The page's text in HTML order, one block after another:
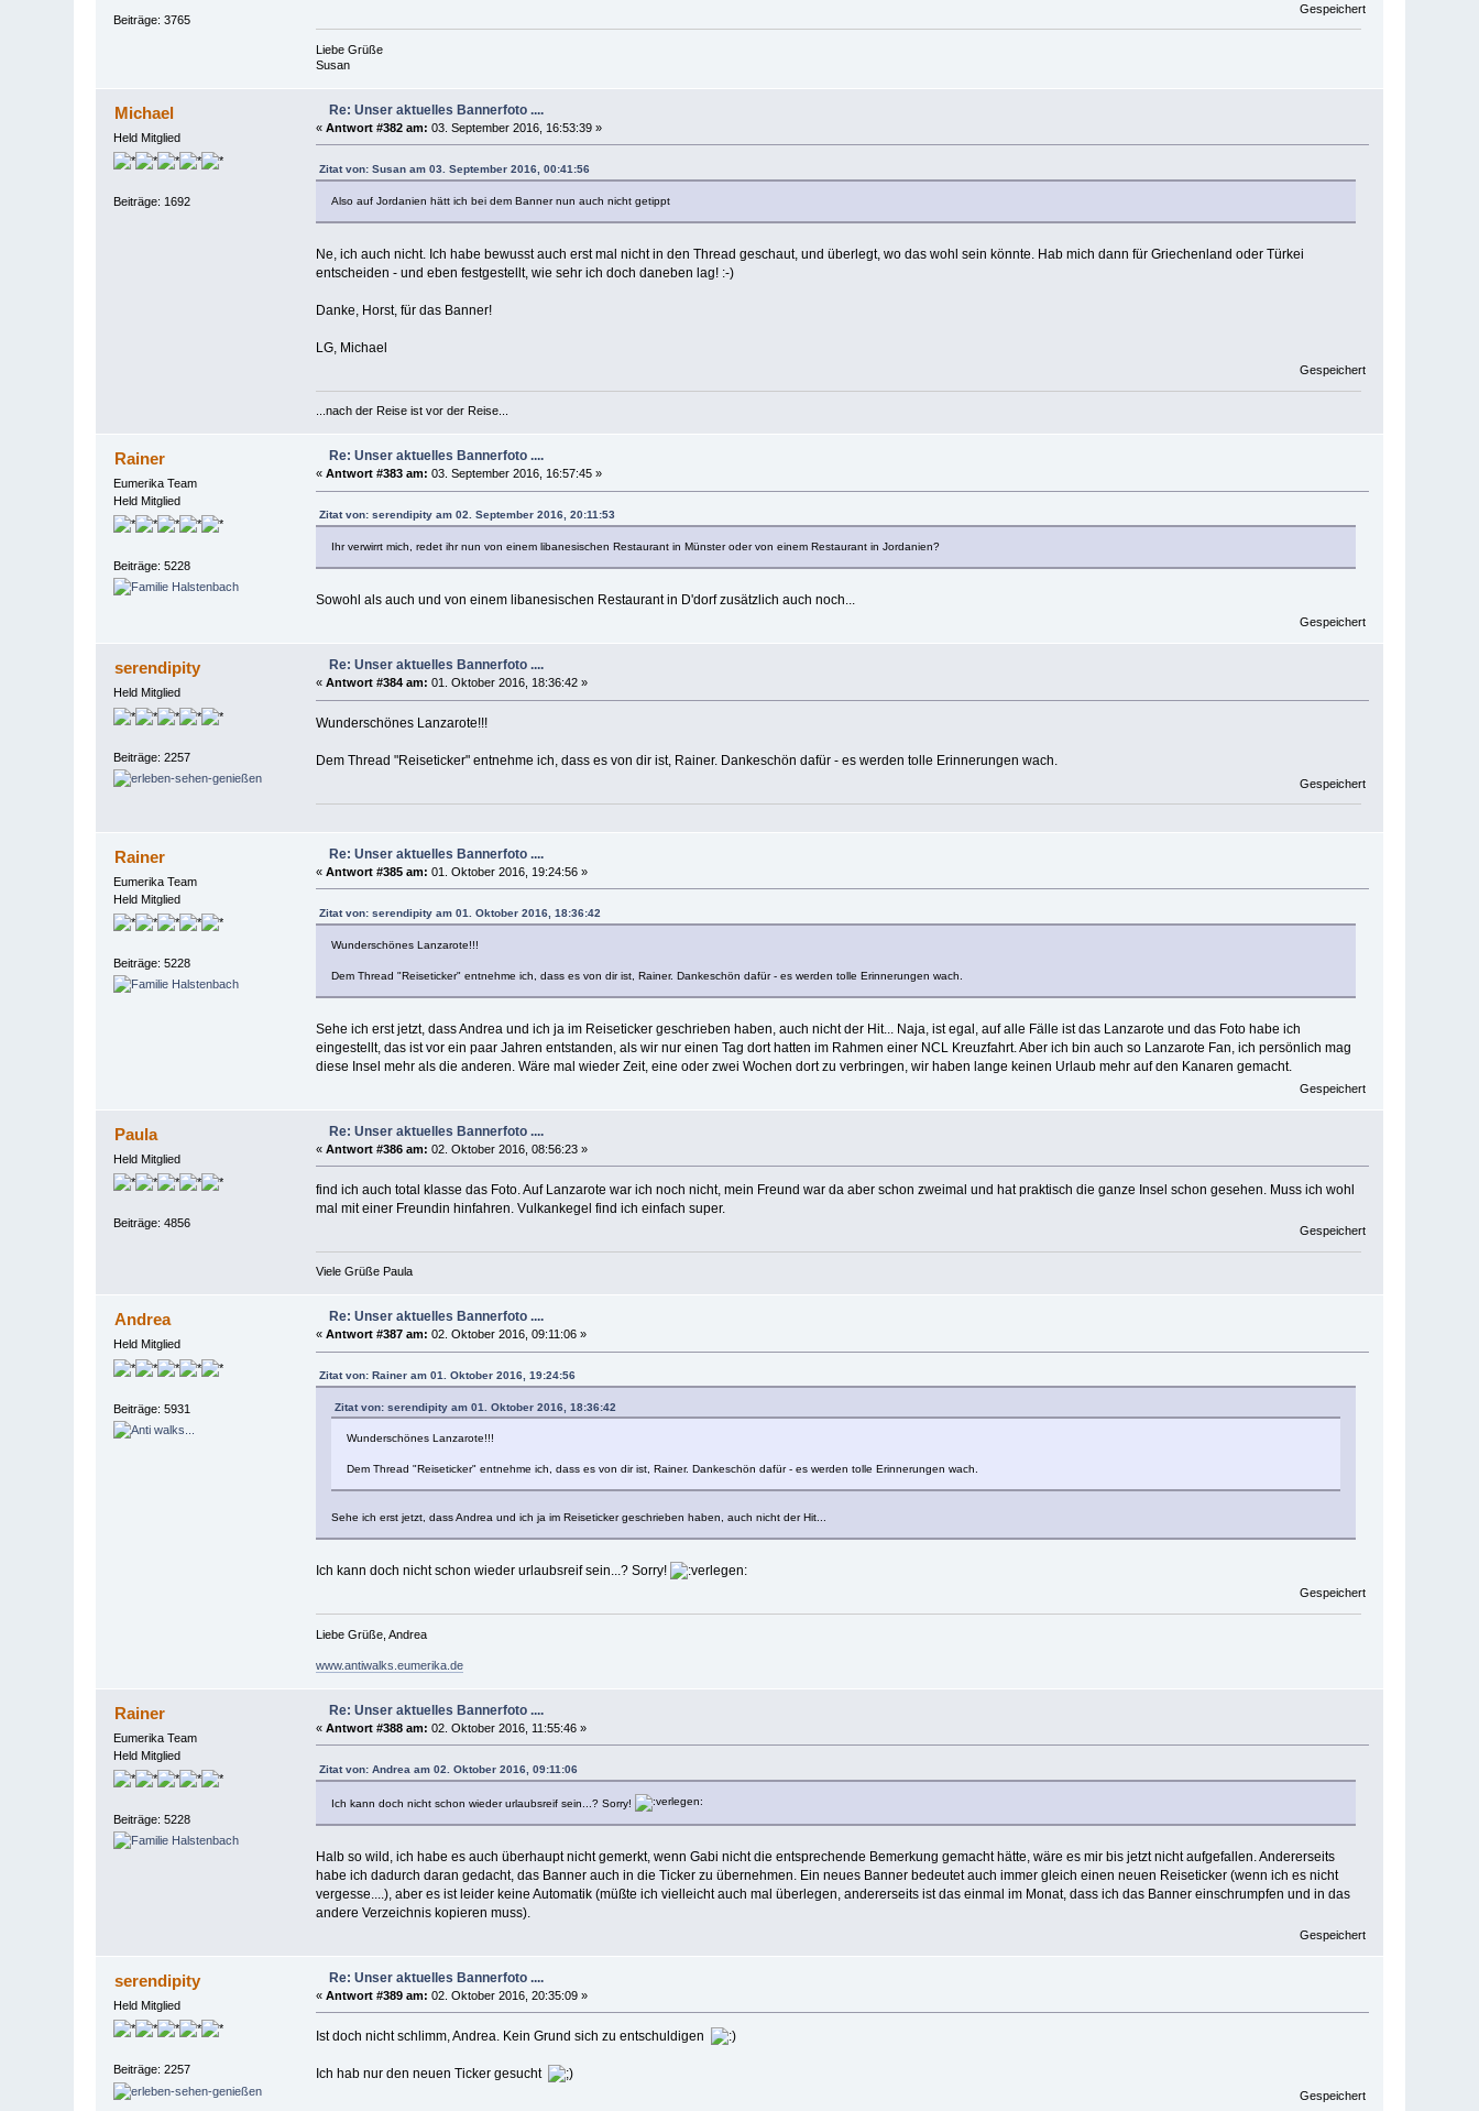
Beiträge: 3765
Gespeichert
Liebe Grüße
Susan
Michael
Held Mitglied
Beiträge: 1692
Re: Unser aktuelles Bannerfoto ....
« Antwort #382 am: 03. September 2016, 16:53:39 »
Zitat von: Susan am 03. September 2016, 00:41:56
Also auf Jordanien hätt ich bei dem Banner nun auch nicht getippt
Ne, ich auch nicht. Ich habe bewusst auch erst mal nicht in den Thread geschaut, und überlegt, wo das wohl sein könnte. Hab mich dann für Griechenland oder Türkei
entscheiden - und eben festgestellt, wie sehr ich doch daneben lag! :-)
Danke, Horst, für das Banner!
LG, Michael
Gespeichert
...nach der Reise ist vor der Reise...
Rainer
Eumerika Team
Held Mitglied
Beiträge: 5228
Re: Unser aktuelles Bannerfoto ....
« Antwort #383 am: 03. September 2016, 16:57:45 »
Zitat von: serendipity am 02. September 2016, 20:11:53
Ihr verwirrt mich, redet ihr nun von einem libanesischen Restaurant in Münster oder von einem Restaurant in Jordanien?
Sowohl als auch und von einem libanesischen Restaurant in D'dorf zusätzlich auch noch...
Gespeichert
serendipity
Held Mitglied
Beiträge: 2257
Re: Unser aktuelles Bannerfoto ....
« Antwort #384 am: 01. Oktober 2016, 18:36:42 »
Wunderschönes Lanzarote!!!
Dem Thread "Reiseticker" entnehme ich, dass es von dir ist, Rainer. Dankeschön dafür - es werden tolle Erinnerungen wach.
Gespeichert
Rainer
Eumerika Team
Held Mitglied
Beiträge: 5228
Re: Unser aktuelles Bannerfoto ....
« Antwort #385 am: 01. Oktober 2016, 19:24:56 »
Zitat von: serendipity am 01. Oktober 2016, 18:36:42
Wunderschönes Lanzarote!!!
Dem Thread "Reiseticker" entnehme ich, dass es von dir ist, Rainer. Dankeschön dafür - es werden tolle Erinnerungen wach.
Sehe ich erst jetzt, dass Andrea und ich ja im Reiseticker geschrieben haben, auch nicht der Hit... Naja, ist egal, auf alle Fälle ist das Lanzarote und das Foto habe ich
eingestellt, das ist vor ein paar Jahren entstanden, als wir nur einen Tag dort hatten im Rahmen einer NCL Kreuzfahrt. Aber ich bin auch so Lanzarote Fan, ich persönlich mag
diese Insel mehr als die anderen. Wäre mal wieder Zeit, eine oder zwei Wochen dort zu verbringen, wir haben lange keinen Urlaub mehr auf den Kanaren gemacht.
Gespeichert
Paula
Held Mitglied
Beiträge: 4856
Re: Unser aktuelles Bannerfoto ....
« Antwort #386 am: 02. Oktober 2016, 08:56:23 »
find ich auch total klasse das Foto. Auf Lanzarote war ich noch nicht, mein Freund war da aber schon zweimal und hat praktisch die ganze Insel schon gesehen. Muss ich wohl
mal mit einer Freundin hinfahren. Vulkankegel find ich einfach super.
Gespeichert
Viele Grüße Paula
Andrea
Held Mitglied
Beiträge: 5931
Re: Unser aktuelles Bannerfoto ....
« Antwort #387 am: 02. Oktober 2016, 09:11:06 »
Zitat von: Rainer am 01. Oktober 2016, 19:24:56
Zitat von: serendipity am 01. Oktober 2016, 18:36:42
Wunderschönes Lanzarote!!!
Dem Thread "Reiseticker" entnehme ich, dass es von dir ist, Rainer. Dankeschön dafür - es werden tolle Erinnerungen wach.
Sehe ich erst jetzt, dass Andrea und ich ja im Reiseticker geschrieben haben, auch nicht der Hit...
Ich kann doch nicht schon wieder urlaubsreif sein...? Sorry!
Gespeichert
Liebe Grüße, Andrea
www.antiwalks.eumerika.de
Rainer
Eumerika Team
Held Mitglied
Beiträge: 5228
Re: Unser aktuelles Bannerfoto ....
« Antwort #388 am: 02. Oktober 2016, 11:55:46 »
Zitat von: Andrea am 02. Oktober 2016, 09:11:06
Ich kann doch nicht schon wieder urlaubsreif sein...? Sorry!
Halb so wild, ich habe es auch überhaupt nicht gemerkt, wenn Gabi nicht die entsprechende Bemerkung gemacht hätte, wäre es mir bis jetzt nicht aufgefallen. Andererseits
habe ich dadurch daran gedacht, das Banner auch in die Ticker zu übernehmen. Ein neues Banner bedeutet auch immer gleich einen neuen Reiseticker (wenn ich es nicht
vergesse....), aber es ist leider keine Automatik (müßte ich vielleicht auch mal überlegen, andererseits ist das einmal im Monat, dass ich das Banner einschrumpfen und in das
andere Verzeichnis kopieren muss).
Gespeichert
serendipity
Held Mitglied
Beiträge: 2257
Re: Unser aktuelles Bannerfoto ....
« Antwort #389 am: 02. Oktober 2016, 20:35:09 »
Ist doch nicht schlimm, Andrea. Kein Grund sich zu entschuldigen
Ich hab nur den neuen Ticker gesucht
Gespeichert